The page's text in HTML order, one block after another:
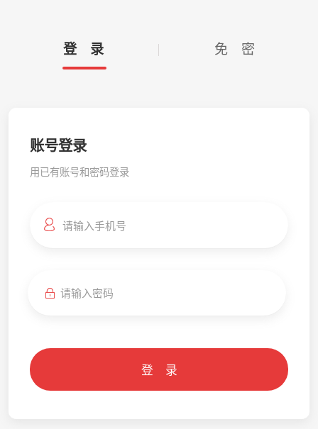
登 录 免 密
账号登录
用已有账号和密码登录
登 录